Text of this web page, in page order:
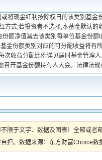
将现金红利按除权日的该类别基金
式;若投资者不选择,本基金默认的
额净值减去该类别每单位基金份额
金份额类别对应的可分配收益将有
收益分配比例详见届时基金管理
开基金份额持有人大会。法律法规
限于文字、数据及图表）全部或者
担。数据来源：东方财富Choice数